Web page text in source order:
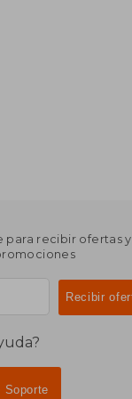
para recibir ofertas y
Soporte